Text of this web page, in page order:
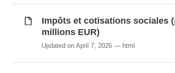
Impôts et cotisations sociales
(secteur S212) (en millions EUR)
Impôts et cotisations sociales
Européenne (secteurs
Impôts et cotisations sociales
millions EUR)
Updated on April 7, 2026 html